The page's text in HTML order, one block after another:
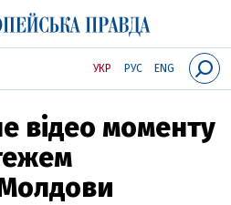
УКР РУС ENG
відео моменту